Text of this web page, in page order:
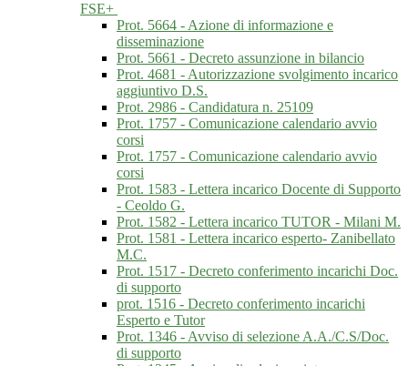
FSE+
Prot. 5664 - Azione di informazione e
disseminazione
Prot. 5661 - Decreto assunzione in bilancio
Prot. 4681 - Autorizzazione svolgimento incarico
aggiuntivo D.S.
Prot. 2986 - Candidatura n. 25109
Prot. 1757 - Comunicazione calendario avvio
corsi
Prot. 1757 - Comunicazione calendario avvio
corsi
Prot. 1583 - Lettera incarico Docente di Supporto
- Ceoldo G.
Prot. 1582 - Lettera incarico TUTOR - Milani M.
Prot. 1581 - Lettera incarico esperto- Zanibellato
M.C.
Prot. 1517 - Decreto conferimento incarichi Doc.
di supporto
prot. 1516 - Decreto conferimento incarichi
Esperto e Tutor
Prot. 1346 - Avviso di selezione A.A./C.S/Doc.
di supporto